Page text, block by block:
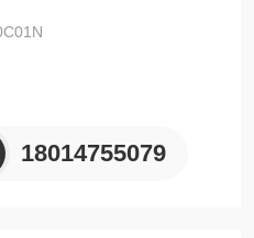
械、工业液压领域占有率高。
18014755079